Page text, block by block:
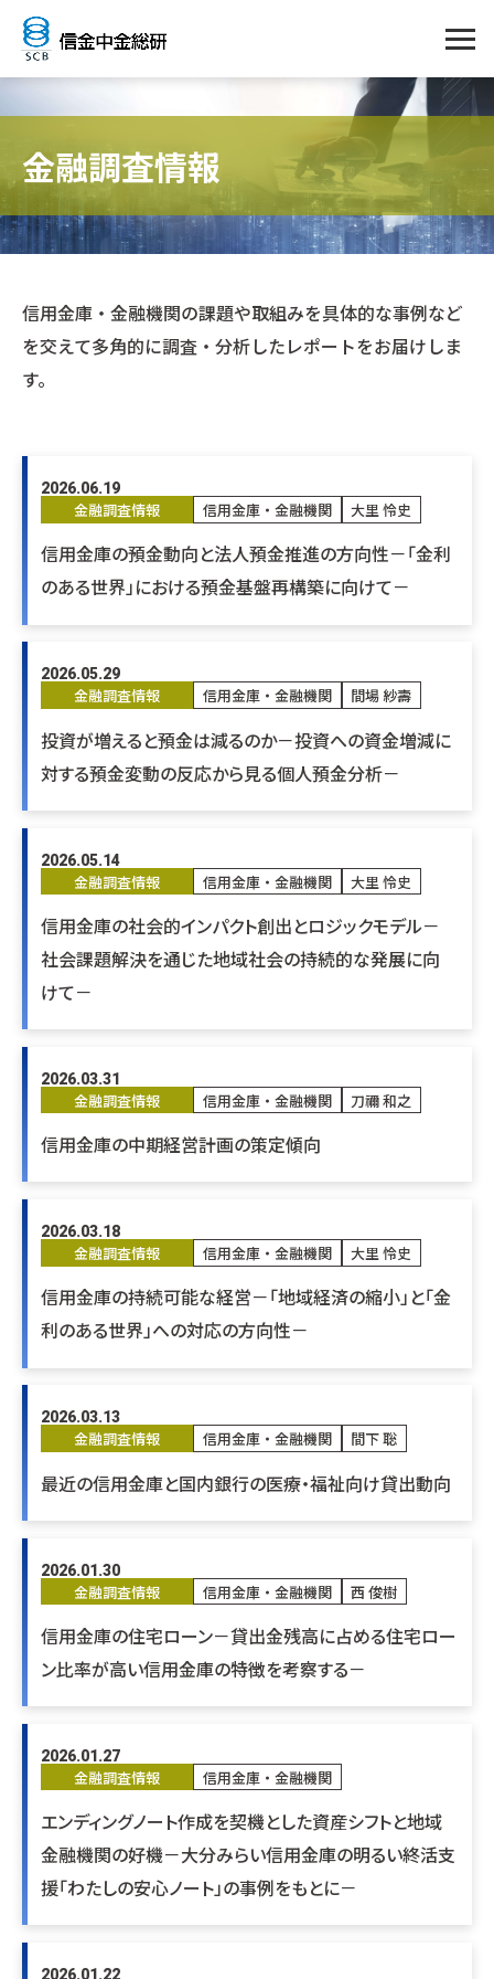
金融調査情報
信用金庫・金融機関の課題や取組みを具体的な事例など
を交えて多角的に調査・分析したレポートをお届けしま
す。
2026.06.19
金融調査情報 信用金庫・金融機関 大里 怜史
信用金庫の預金動向と法人預金推進の方向性－「金利
のある世界」における預金基盤再構築に向けて－
2026.05.29
金融調査情報 信用金庫・金融機関 間場 紗壽
投資が増えると預金は減るのか－投資への資金増減に
対する預金変動の反応から見る個人預金分析－
2026.05.14
金融調査情報 信用金庫・金融機関 大里 怜史
信用金庫の社会的インパクト創出とロジックモデル－
社会課題解決を通じた地域社会の持続的な発展に向
けて－
2026.03.31
金融調査情報 信用金庫・金融機関 刀禰 和之
信用金庫の中期経営計画の策定傾向
2026.03.18
金融調査情報 信用金庫・金融機関 大里 怜史
信用金庫の持続可能な経営－「地域経済の縮小」と「金
利のある世界」への対応の方向性－
2026.03.13
金融調査情報 信用金庫・金融機関 間下 聡
最近の信用金庫と国内銀行の医療・福祉向け貸出動向
2026.01.30
金融調査情報 信用金庫・金融機関 西 俊樹
信用金庫の住宅ローン－貸出金残高に占める住宅ロー
ン比率が高い信用金庫の特徴を考察する－
2026.01.27
金融調査情報 信用金庫・金融機関
エンディングノート作成を契機とした資産シフトと地域
金融機関の好機－大分みらい信用金庫の明るい終活支
援「わたしの安心ノート」の事例をもとに－
2026.01.22